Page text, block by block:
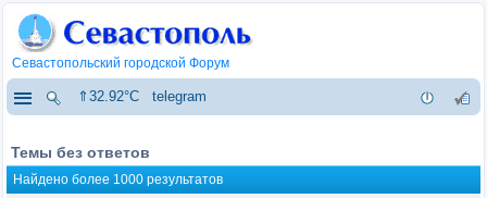
Севастопольский городской Форум
⇑32.92°C telegram
Темы без ответов
Найдено более 1000 результатов